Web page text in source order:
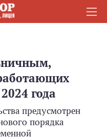
года
предусмотрен
порядка